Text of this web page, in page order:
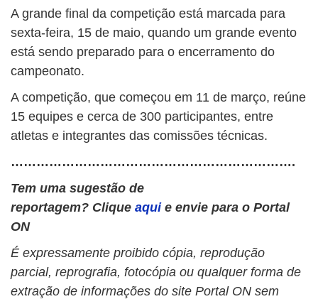
A grande final da competição está marcada para
sexta-feira, 15 de maio, quando um grande evento
está sendo preparado para o encerramento do
campeonato.
A competição, que começou em 11 de março, reúne
15 equipes e cerca de 300 participantes, entre
atletas e integrantes das comissões técnicas.
………………………………………………………….
Tem uma sugestão de
reportagem? Clique aqui e envie para o Portal
ON
É expressamente proibido cópia, reprodução
parcial, reprografia, fotocópia ou qualquer forma de
extração de informações do site Portal ON sem